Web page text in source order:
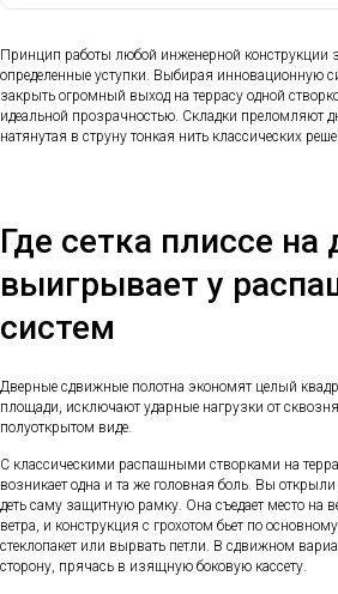
Принцип работы любой инженерной конструкции
определенные уступки. Выбирая инновационную
закрыть огромный выход на террасу одной
идеальной прозрачностью. Складки преломляют
натянутая в струну тонкая нить классических
Где сетка плиссе на
выигрывает у
систем
Дверные сдвижные полотна экономят целый
площади, исключают ударные нагрузки от
полуоткрытом виде.
С классическими распашными створками на
возникает одна и та же головная боль. Вы открыли
деть саму защитную рамку. Она съедает место на
ветра, и конструкция с грохотом бьет по
стеклопакет или вырвать петли. В сдвижном
сторону, прячась в изящную боковую кассету.